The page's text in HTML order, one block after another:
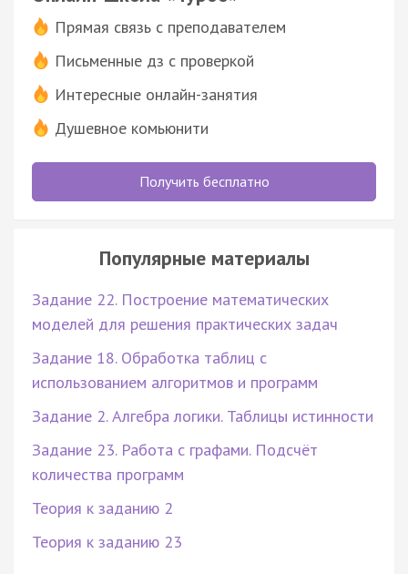
Прямая связь с преподавателем
Письменные дз с проверкой
Интересные онлайн-занятия
Душевное комьюнити
Получить бесплатно
Популярные материалы
Задание 22. Построение математических
моделей для решения практических задач
Задание 18. Обработка таблиц с
использованием алгоритмов и программ
Задание 2. Алгебра логики. Таблицы истинности
Задание 23. Работа с графами. Подсчёт
количества программ
Теория к заданию 2
Теория к заданию 23